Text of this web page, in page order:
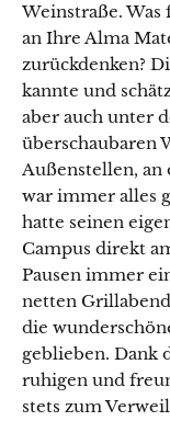
Weinstraße. Was
an Ihre Alma
zurückdenken?
kannte und
aber auch unter
überschaubaren
Außenstellen, an
war immer alles
hatte seinen
Campus direkt
Pausen immer
netten
die
geblieben. Dank
ruhigen und
stets zum